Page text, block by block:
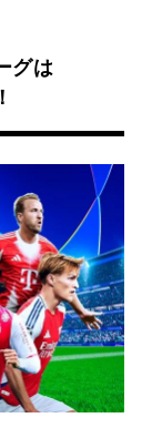
グは